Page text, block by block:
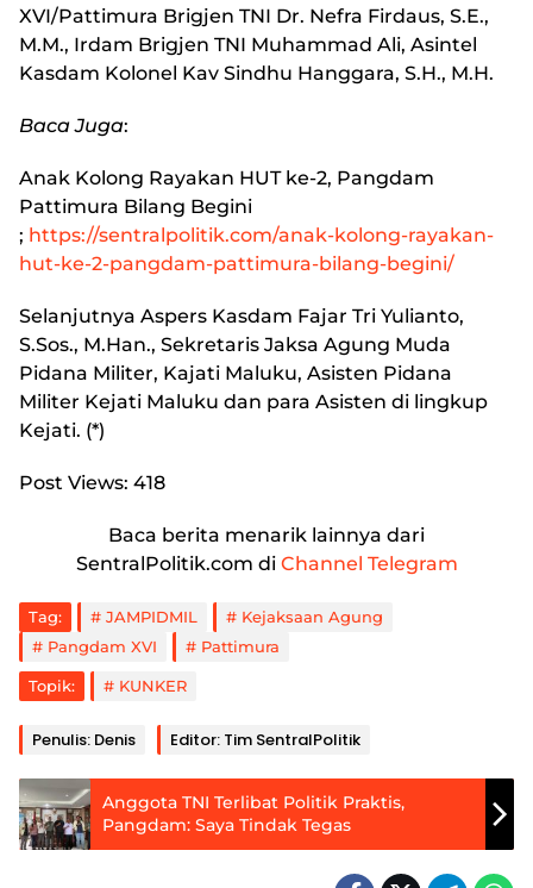
XVI/Pattimura Brigjen TNI Dr. Nefra Firdaus, S.E.,
M.M., Irdam Brigjen TNI Muhammad Ali, Asintel
Kasdam Kolonel Kav Sindhu Hanggara, S.H., M.H.
Baca Juga:
Anak Kolong Rayakan HUT ke-2, Pangdam
Pattimura Bilang Begini
; https://sentralpolitik.com/anak-kolong-rayakan-
hut-ke-2-pangdam-pattimura-bilang-begini/
Selanjutnya Aspers Kasdam Fajar Tri Yulianto,
S.Sos., M.Han., Sekretaris Jaksa Agung Muda
Pidana Militer, Kajati Maluku, Asisten Pidana
Militer Kejati Maluku dan para Asisten di lingkup
Kejati. (*)
Post Views: 418
Baca berita menarik lainnya dari
SentralPolitik.com di Channel Telegram
Tag: JAMPIDMIL
Kejaksaan Agung
Pangdam XVI
Pattimura
Topik: KUNKER
Penulis: Denis Editor: Tim SentralPolitik
Anggota TNI Terlibat Politik Praktis,
Pangdam: Saya Tindak Tegas